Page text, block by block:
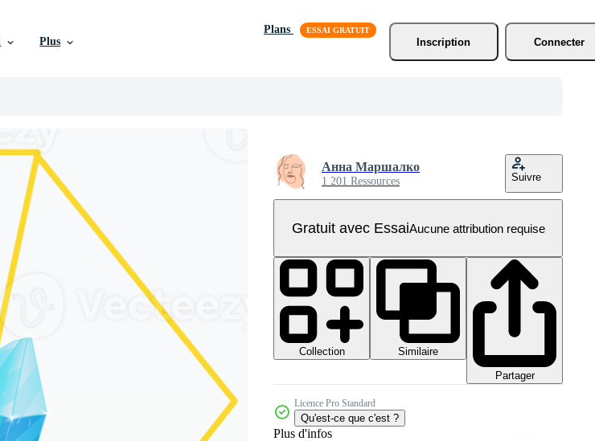
Plus
Plans
Inscription
Connecter
Анна Маршалко
1 201 Ressources Suivre
Gratuit avec EssaiAucune attribution requise
Collection
Similaire
Partager
Licence Pro Standard
Qu'est-ce que c'est ?
Plus d'infos